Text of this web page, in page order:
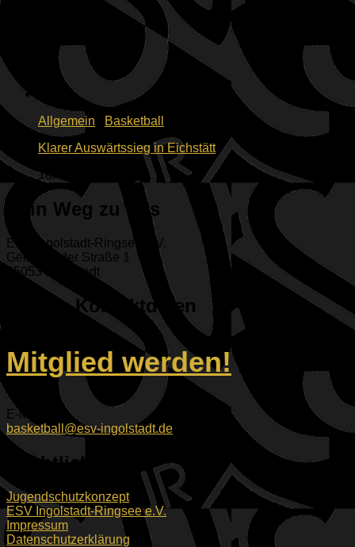
Allgemein
Basketball
Klarer Auswärtssieg in Eichstätt
18. Dezember 2022
Dein Weg zu uns
ESV Ingolstadt-Ringsee e.V.
Geisenfelder Straße 1
85053 Ingolstadt
Unsere Kontaktdaten
Mitglied werden!
E-Mail:
basketball@esv-ingolstadt.de
Rechtliches
Jugendschutzkonzept
ESV Ingolstadt-Ringsee e.V.
Impressum
Datenschutzerklärung